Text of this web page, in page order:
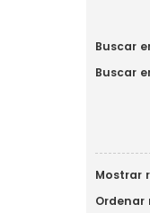
Buscar
Buscar
Mostrar
Ordenar